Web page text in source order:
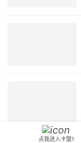
点我进入卡盟1